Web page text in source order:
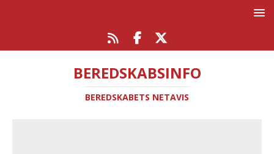
BEREDSKABSINFO
BEREDSKABETS NETAVIS